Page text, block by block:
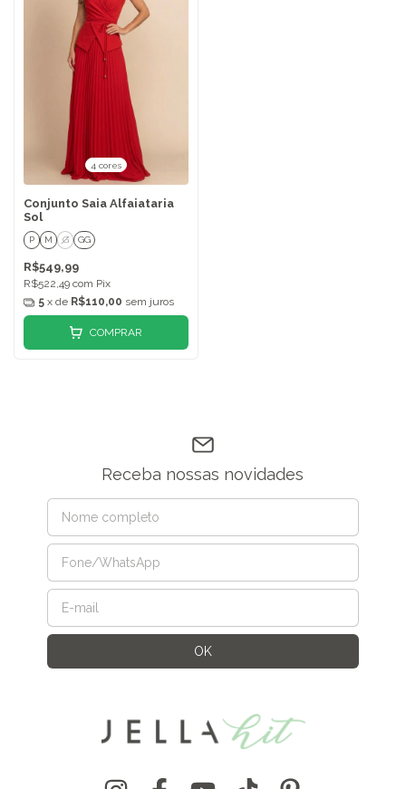
4 cores
Conjunto Saia Alfaiataria
Sol
P M G GG
R$549,99
R$522,49 com Pix
5 x de R$110,00 sem juros
COMPRAR
Receba nossas novidades